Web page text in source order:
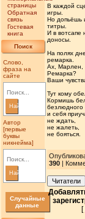
страницы
Обратная
связь
Гостевая
книга
Поиск
Слово,
фраза на
сайте
Найти
Автор
[первые
буквы
никнейма]
Найти
Случайные
данные
В каждой
игры.
Но допьёшь
титры.
И в вотсапе
доносы.
На полях
ремарка.
Ах, Марлен,
Ремарка?
Ваши
Тут кому
Кормишь
безлюдного
и себя
не ждать,
не жалеть,
не бояться.
390|
Читатели
[